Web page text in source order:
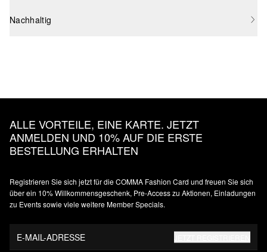
Nachhaltig
ALLE VORTEILE, EINE KARTE. JETZT
ANMELDEN UND 10% AUF DIE ERSTE
BESTELLUNG ERHALTEN
Registrieren Sie sich jetzt für die COMMA Fashion Card und freuen Sie sich
über ein 10% Willkommensgeschenk, Pre-Access zu Aktionen, Einladungen
zu Events sowie viele weitere Member Specials.
E-MAIL-ADRESSE